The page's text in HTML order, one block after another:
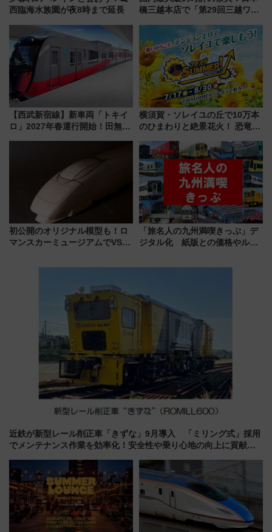
西臨海水族園が夜8時まで延長
橋三越本店で「第29回三越ワー
【2026年8月5日～25日】
【西武新宿線】新車両「トキイ
ロ」2027年春運行開始！田無・
横須賀・ソレイユの丘で10万本
のひまわりと絶景花火！ 恐竜や
帰りお出かけ最新情報（2026年
7月17日～開催）
初公開のオリジナル模型も！ロ
マンスカーミュージアムでVSE
15日スタート
「旅名人の九州満喫きっぷ」デ
ジタル化 紙版との価格やルー
近鉄が新型レール削正車「きずな」9月導入 「ミリング式」採用
でメンテナンス作業を効率化！安全性や乗り心地の向上に貢献す